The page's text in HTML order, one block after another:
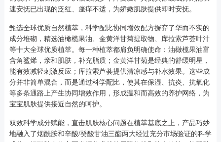
速安抚已出现的泛红、瘙痒不适，为娇嫩肌肤提供即时安抚。
甄选全球优质自然植萃，科学配比协同增效配方摒弃了华而不实的
成分堆砌，精选油橄榄果油、金黄洋甘菊提取物、库拉索芦荟叶汁
等十大全球优质植萃。每一种植萃都肩负明确使命：油橄榄果油富
含角鲨烯，亲和肌肤，补充脂质；金黄洋甘菊是经典的舒缓明星，
能有效减轻刺激反应；库拉索芦荟提供清凉感与补水效果。这些成
分并非简单混合，而是通过科学配比，使其在保湿、抗炎、抗氧化
等多条通路上产生协同增效作用，形成温和而高效的养护网络，为
宝宝肌肤提供接近自然的呵护。
双效科学成分赋能，直击肌肤核心问题在植萃基底之上，产品巧妙
地融入了烟酰胺和辛酸/癸酸甘油三酯两大经过充分市场验证的科学